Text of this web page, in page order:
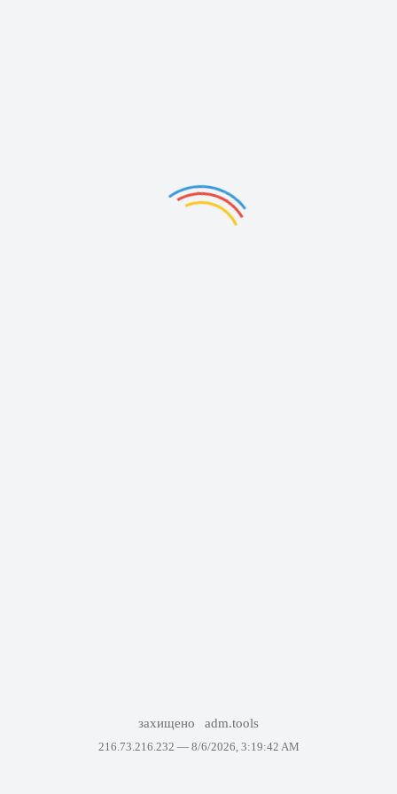
захищено adm.tools
216.73.216.232 — 8/6/2026, 3:19:42 AM